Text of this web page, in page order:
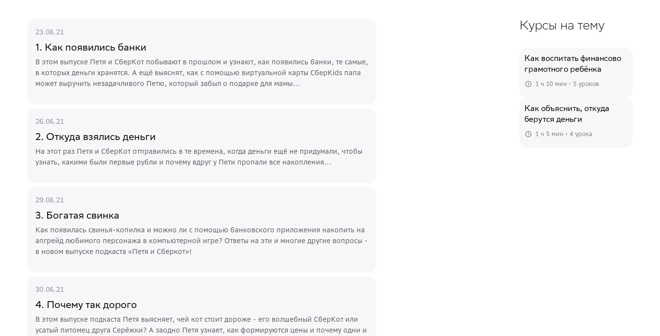
23.06.21
1. Как появились банки
В этом выпуске Петя и СберКот побывают в прошлом и узнают, как появились банки, те самые,
в которых деньги хранятся. А ещё выяснят, как с помощью виртуальной карты СберKids папа
может выручить незадачливого Петю, который забыл о подарке для мамы...
26.06.21
2. Откуда взялись деньги
На этот раз Петя и СберКот отправились в те времена, когда деньги ещё не придумали, чтобы
узнать, какими были первые рубли и почему вдруг у Пети пропали все накопления...
29.06.21
3. Богатая свинка
Как появилась свинья-копилка и можно ли с помощью банковского приложения накопить на
апгрейд любимого персонажа в компьютерной игре? Ответы на эти и многие другие вопросы -
в новом выпуске подкаста «Петя и Сберкот»!
30.06.21
4. Почему так дорого
В этом выпуске подкаста Петя выясняет, чей кот стоит дороже - его волшебный СберКот или
усатый питомец друга Серёжки? А заодно Петя узнает, как формируются цены и почему одни и
Курсы на тему
Как воспитать финансово
грамотного ребёнка
1 ч 10 мин • 5 уроков
Как объяснить, откуда
берутся деньги
1 ч 5 мин • 4 урока